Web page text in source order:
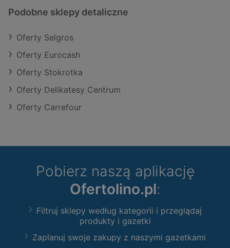
Podobne sklepy detaliczne
Oferty Selgros
Oferty Eurocash
Oferty Stokrotka
Oferty Delikatesy Centrum
Oferty Carrefour
Pobierz naszą aplikację
Ofertolino.pl:
Filtruj sklepy według kategorii i przeglądaj
produkty i gazetki
Zaplanuj swoje zakupy z naszymi gazetkami